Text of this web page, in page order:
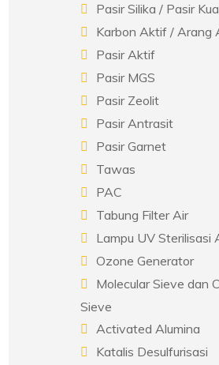
Pasir Silika / Pasir
Karbon Aktif / Arang
Pasir Aktif
Pasir MGS
Pasir Zeolit
Pasir Antrasit
Pasir Garnet
Tawas
PAC
Tabung Filter Air
Lampu UV Sterilisasi
Ozone Generator
Molecular Sieve dan
Sieve
Activated Alumina
Katalis Desulfurisasi